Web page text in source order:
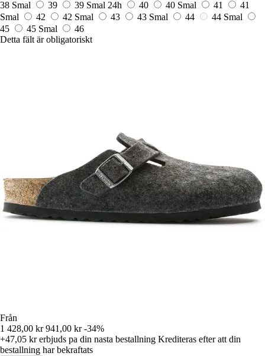
38 Smal 39 39 Smal 24h 40 40 Smal 41
41
Smal
42 42 Smal 43 43 Smal 44
44 Smal
45
45 Smal
46
Detta fält är obligatoriskt
Från
1 428,00 kr 941,00 kr -34%
+47,05 krerbjuds pa din nasta bestallning Krediteras efter att din
bestallning har bekraftats